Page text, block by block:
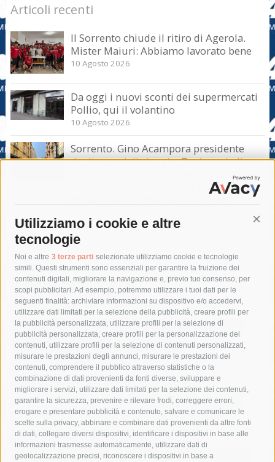
Utilizziamo i cookie e altre
tecnologie
Noi e altre 3 terze parti selezionate utilizziamo cookie e tecnologie
simili. Questi strumenti sono essenziali per garantire la fruizione dei
contenuti digitali, migliorare la navigazione e, previo tuo consenso, per
scopi pubblicitari. Ad esempio, potremmo utilizzare i tuoi dati per le
seguenti finalità: archiviare informazioni su dispositivo e/o accedervi,
utilizzare dati limitati per la selezione della pubblicità, creare profili per
la pubblicità personalizzata, utilizzare profili per la selezione di
pubblicità personalizzata, creare profili per la personalizzazione dei
contenuti, utilizzare profili per la selezione di contenuti personalizzati,
misurare le prestazioni degli annunci, misurare le prestazioni dei
contenuti, comprendere il pubblico attraverso statistiche o la
combinazione di dati provenienti da fonti diverse, sviluppare e
migliorare i servizi, utilizzare dati limitati per la selezione dei contenuti,
garantire la sicurezza, prevenire e rilevare frodi, correggere errori,
erogare e presentare pubblicità e contenuto, salvare e comunicare le
scelte sulla privacy, abbinare e combinare dati provenienti da altre fonti
di dati, collegare diversi dispositivi, identificare i dispositivi in base alle
informazioni trasmesse automaticamente, utilizzare dati di
geolocalizzazione precisi, riconoscere i dispositivi in base a
Articoli recenti
Il Sorrento chiude il ritiro di Agerola.
Mister Maiuri: Abbiamo lavorato bene
10 Agosto 2026
Da oggi i nuovi sconti dei supermercati
Pollio, qui il volantino
10 Agosto 2026
Sorrento. Gino Acampora presidente
degli agenti di viaggio: Turismo in linea
con gli anni scorsi ma calo nel clou
dell’estate, a Ferragosto si punta sul last
Tag
acqua allerta meteo
anas
area marina protetta di punta campanella
arresto
Asl Napoli 3 sud
capitaneria di porto capri
carabinieri
castellammare di stabia
circumvesuviana
comune di sorrento
concerto
contagi
costiera amalfitana
covid-19 eav
elezioni
fondazione sorrento
gori guardia costiera
incidente
lavori
lorenzo balducelli mare
massa lubrense
massimo coppola
Meta napoli
ordinanza
penisola sorrentina
piano di sorrento polizia municipale